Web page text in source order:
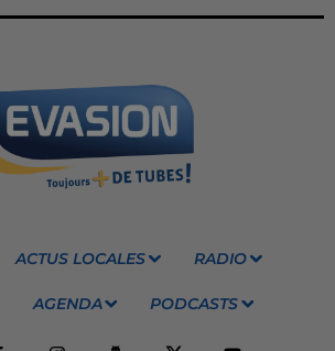
ACTUS LOCALES RADIO
AGENDA PODCASTS